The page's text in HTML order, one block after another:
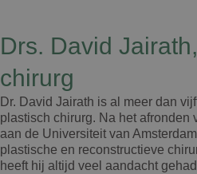
Drs. David
chirurg
Dr. David Jairath is al meer dan
plastisch chirurg. Na het afronden
aan de Universiteit van
plastische en reconstructieve
heeft hij altijd veel aandacht